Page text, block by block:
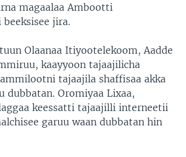
magaalaa Ambootti
jira.
Olaanaa Itiyootelekoom, Aadde
kaayyoon tajaajilicha
tajaajila shaffisaa akka
dubbatan. Oromiyaa Lixaa,
keessatti tajaajilli interneetii
garuu waan dubbatan hin